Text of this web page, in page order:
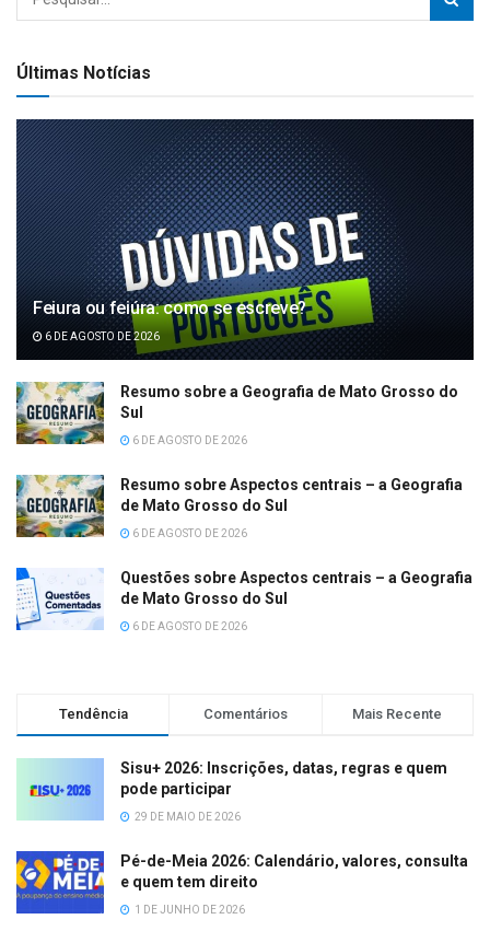
Últimas Notícias
Feiura ou feiúra: como se escreve?
6 DE AGOSTO DE 2026
Resumo sobre a Geografia de Mato Grosso do
Sul
6 DE AGOSTO DE 2026
Resumo sobre Aspectos centrais – a Geografia
de Mato Grosso do Sul
6 DE AGOSTO DE 2026
Questões sobre Aspectos centrais – a Geografia
de Mato Grosso do Sul
6 DE AGOSTO DE 2026
Tendência Comentários Mais Recente
Sisu+ 2026: Inscrições, datas, regras e quem
pode participar
29 DE MAIO DE 2026
Pé-de-Meia 2026: Calendário, valores, consulta
e quem tem direito
1 DE JUNHO DE 2026